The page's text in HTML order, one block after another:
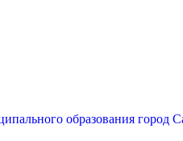
образования город